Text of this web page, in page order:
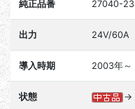
純正品番 27040-
出力 24V/60A
導入時期 2003年～
状態 →